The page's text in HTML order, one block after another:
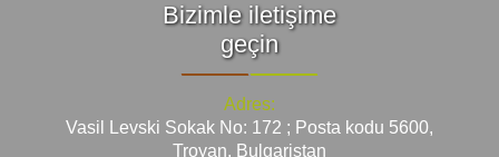
Bizimle iletişime
geçin
Adres:
Vasil Levski Sokak No: 172 ; Posta kodu 5600,
Troyan, Bulgaristan